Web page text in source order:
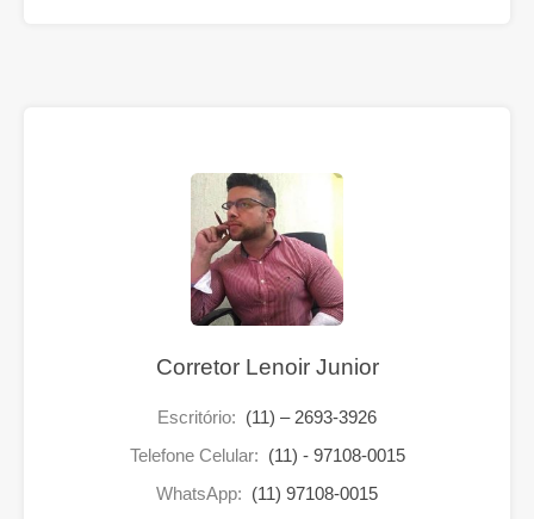
Corretor Lenoir Junior
Escritório: (11) – 2693-3926
Telefone Celular: (11) - 97108-0015
WhatsApp: (11) 97108-0015